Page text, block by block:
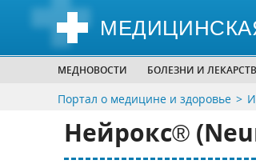
МЕДНОВОСТИ БОЛЕЗНИ И
Портал о медицине и здоровье
Нейрокс®